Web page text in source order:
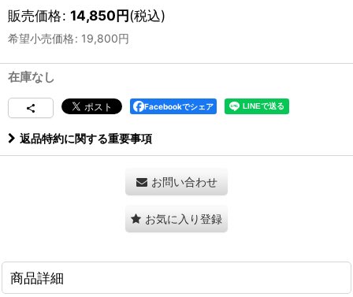
販売価格: 14,850円(税込)
希望小売価格: 19,800円
在庫なし
Facebookでシェア
返品特約に関する重要事項
お問い合わせ
お気に入り登録
商品詳細